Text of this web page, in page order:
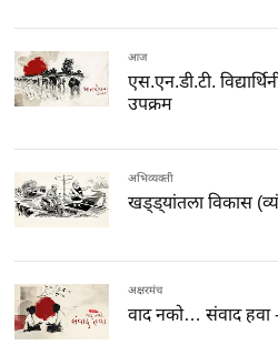
आज
एस.एन.डी.टी.
उपक्रम
अभिव्यक्ती
खड्ड्यांतला विकास
अक्षरमंच
वाद नको… संवाद हवा -